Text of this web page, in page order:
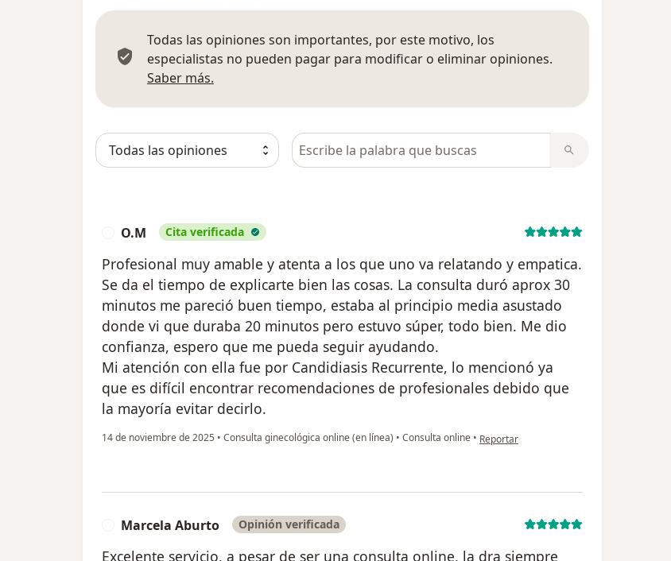
Todas las opiniones son importantes, por este motivo, los
especialistas no pueden pagar para modificar o eliminar opiniones.
Saber más.
Busca en opiniones
O.M Cita verificada
Profesional muy amable y atenta a los que uno va relatando y empatica.
Se da el tiempo de explicarte bien las cosas. La consulta duró aprox 30
minutos me pareció buen tiempo, estaba al principio media asustado
donde vi que duraba 20 minutos pero estuvo súper, todo bien. Me dio
confianza, espero que me pueda seguir ayudando.
Mi atención con ella fue por Candidiasis Recurrente, lo mencionó ya
que es difícil encontrar recomendaciones de profesionales debido que
la mayoría evitar decirlo.
14 de noviembre de 2025 • Consulta ginecológica online (en línea) • Consulta online • en opinión del usuario O.M
Reportar
Marcela Aburto Opinión verificada
Excelente servicio, a pesar de ser una consulta online, la dra siempre